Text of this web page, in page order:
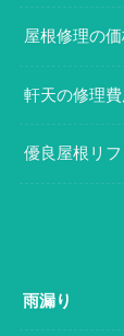
屋根修理の
軒天の修理
優良屋根リ
雨漏り